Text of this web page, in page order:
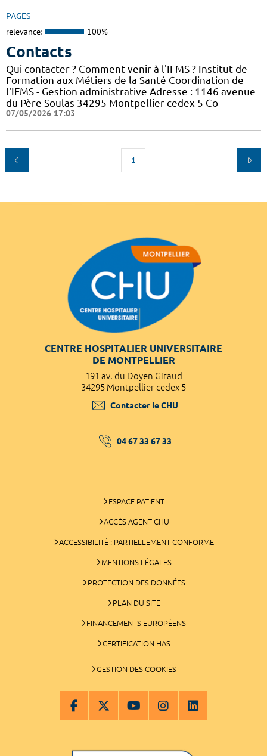
PAGES
relevance: 100%
Contacts
Qui contacter ? Comment venir à l'IFMS ? Institut de
Formation aux Métiers de la Santé Coordination de
l'IFMS - Gestion administrative Adresse : 1146 avenue
du Père Soulas 34295 Montpellier cedex 5 Co
07/05/2026 17:03
1
CENTRE HOSPITALIER UNIVERSITAIRE
DE MONTPELLIER
191 av. du Doyen Giraud
34295 Montpellier cedex 5
Contacter le CHU
04 67 33 67 33
ESPACE PATIENT
ACCÈS AGENT CHU
ACCESSIBILITÉ : PARTIELLEMENT CONFORME
MENTIONS LÉGALES
PROTECTION DES DONNÉES
PLAN DU SITE
FINANCEMENTS EUROPÉENS
CERTIFICATION HAS
GESTION DES COOKIES